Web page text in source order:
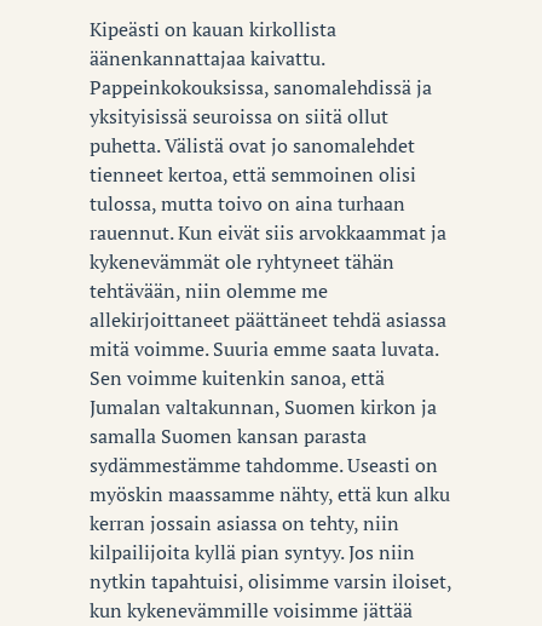
Kipeästi on kauan kirkollista
äänenkannattajaa kaivattu.
Pappeinkokouksissa, sanomalehdissä ja
yksityisissä seuroissa on siitä ollut
puhetta. Välistä ovat jo sanomalehdet
tienneet kertoa, että semmoinen olisi
tulossa, mutta toivo on aina turhaan
rauennut. Kun eivät siis arvokkaammat ja
kykenevämmät ole ryhtyneet tähän
tehtävään, niin olemme me
allekirjoittaneet päättäneet tehdä asiassa
mitä voimme. Suuria emme saata luvata.
Sen voimme kuitenkin sanoa, että
Jumalan valtakunnan, Suomen kirkon ja
samalla Suomen kansan parasta
sydämmestämme tahdomme. Useasti on
myöskin maassamme nähty, että kun alku
kerran jossain asiassa on tehty, niin
kilpailijoita kyllä pian syntyy. Jos niin
nytkin tapahtuisi, olisimme varsin iloiset,
kun kykenevämmille voisimme jättää